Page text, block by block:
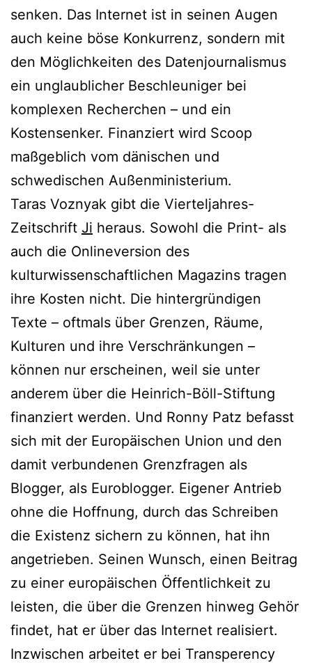
senken. Das Internet ist in seinen Augen
auch keine böse Konkurrenz, sondern mit
den Möglichkeiten des Datenjournalismus
ein unglaublicher Beschleuniger bei
komplexen Recherchen – und ein
Kostensenker. Finanziert wird Scoop
maßgeblich vom dänischen und
schwedischen Außenministerium.
Taras Voznyak gibt die Vierteljahres-
Zeitschrift Ji heraus. Sowohl die Print- als
auch die Onlineversion des
kulturwissenschaftlichen Magazins tragen
ihre Kosten nicht. Die hintergründigen
Texte – oftmals über Grenzen, Räume,
Kulturen und ihre Verschränkungen –
können nur erscheinen, weil sie unter
anderem über die Heinrich-Böll-Stiftung
finanziert werden. Und Ronny Patz befasst
sich mit der Europäischen Union und den
damit verbundenen Grenzfragen als
Blogger, als Euroblogger. Eigener Antrieb
ohne die Hoffnung, durch das Schreiben
die Existenz sichern zu können, hat ihn
angetrieben. Seinen Wunsch, einen Beitrag
zu einer europäischen Öffentlichkeit zu
leisten, die über die Grenzen hinweg Gehör
findet, hat er über das Internet realisiert.
Inzwischen arbeitet er bei Transperency